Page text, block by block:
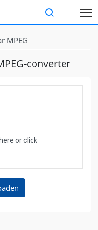
MPEG
converter
or click